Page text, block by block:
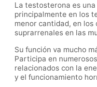
La testosterona es
principalmente en los
menor cantidad, en los
suprarrenales en las
Su función va mucho
Participa en
relacionados con la
y el funcionamiento